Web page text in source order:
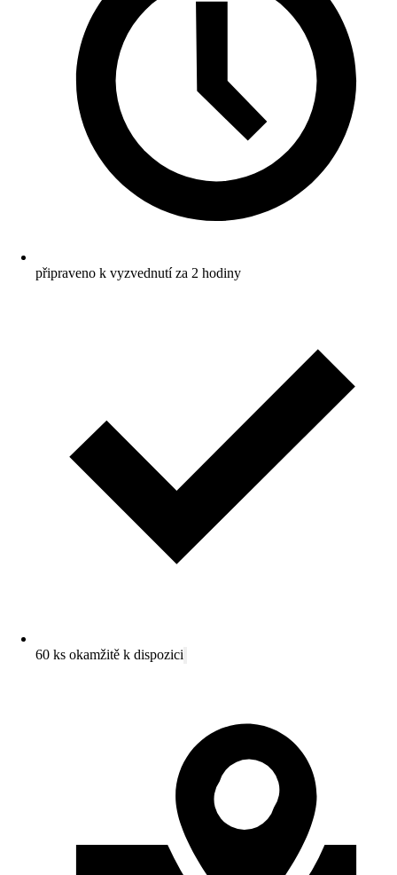
připraveno k vyzvednutí za 2 hodiny
60 ks okamžitě k dispozici